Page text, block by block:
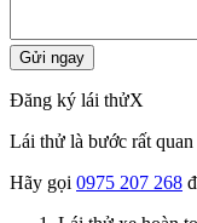
Đăng ký lái thửX
Lái thử là bước rất
Hãy gọi 0975 207 268